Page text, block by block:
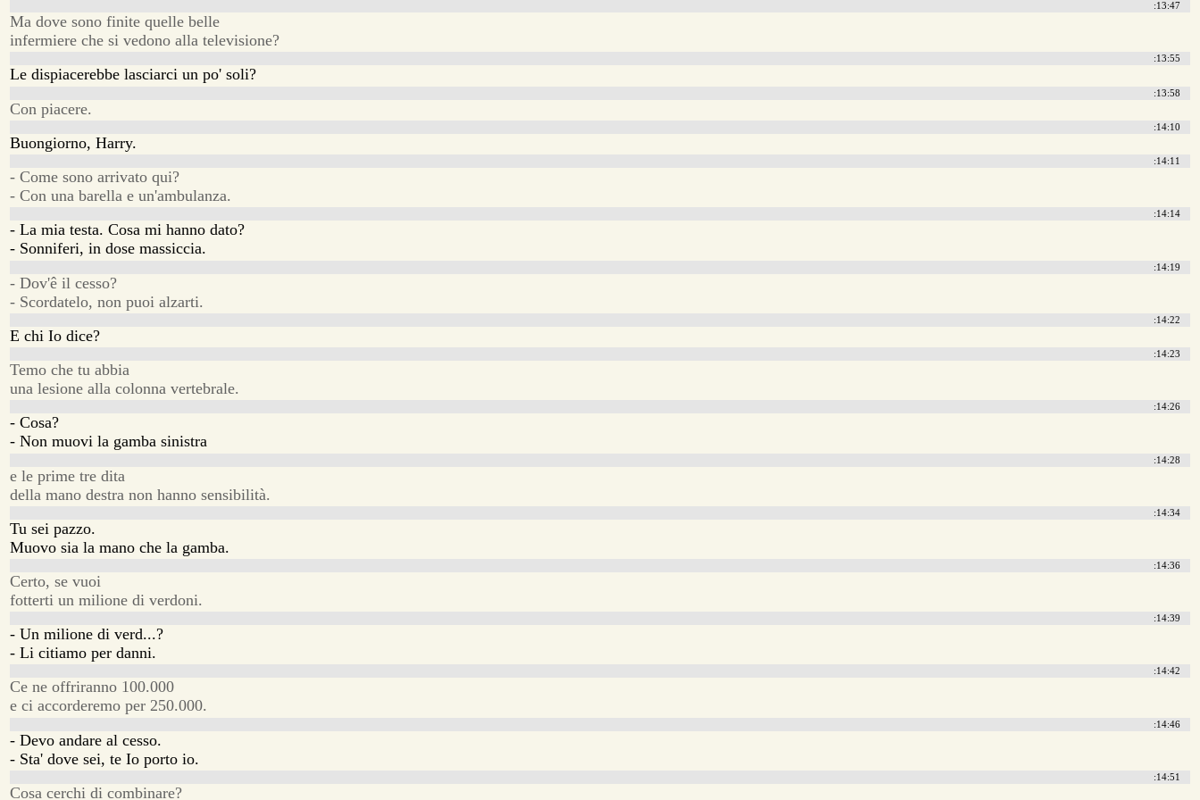
:13:47
Ma dove sono finite quelle belle
infermiere che si vedono alla televisione?
:13:55
Le dispiacerebbe lasciarci un po' soli?
:13:58
Con piacere.
:14:10
Buongiorno, Harry.
:14:11
- Come sono arrivato qui?
- Con una barella e un'ambulanza.
:14:14
- La mia testa. Cosa mi hanno dato?
- Sonniferi, in dose massiccia.
:14:19
- Dov'ê il cesso?
- Scordatelo, non puoi alzarti.
:14:22
E chi Io dice?
:14:23
Temo che tu abbia
una lesione alla colonna vertebrale.
:14:26
- Cosa?
- Non muovi la gamba sinistra
:14:28
e le prime tre dita
della mano destra non hanno sensibilità.
:14:34
Tu sei pazzo.
Muovo sia la mano che la gamba.
:14:36
Certo, se vuoi
fotterti un milione di verdoni.
:14:39
- Un milione di verd...?
- Li citiamo per danni.
:14:42
Ce ne offriranno 100.000
e ci accorderemo per 250.000.
:14:46
- Devo andare al cesso.
- Sta' dove sei, te Io porto io.
:14:51
Cosa cerchi di combinare?